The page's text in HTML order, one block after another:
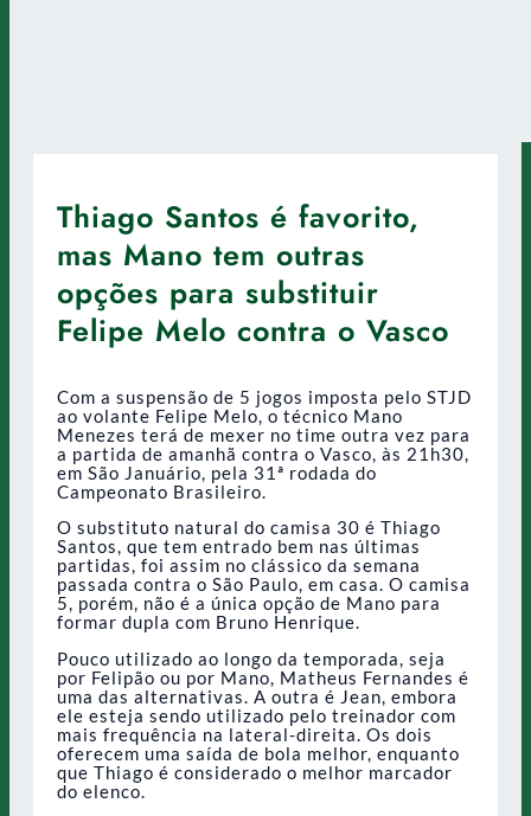
Thiago Santos é favorito,
mas Mano tem outras
opções para substituir
Felipe Melo contra o Vasco
Com a suspensão de 5 jogos imposta pelo STJD
ao volante Felipe Melo, o técnico Mano
Menezes terá de mexer no time outra vez para
a partida de amanhã contra o Vasco, às 21h30,
em São Januário, pela 31ª rodada do
Campeonato Brasileiro.
O substituto natural do camisa 30 é Thiago
Santos, que tem entrado bem nas últimas
partidas, foi assim no clássico da semana
passada contra o São Paulo, em casa. O camisa
5, porém, não é a única opção de Mano para
formar dupla com Bruno Henrique.
Pouco utilizado ao longo da temporada, seja
por Felipão ou por Mano, Matheus Fernandes é
uma das alternativas. A outra é Jean, embora
ele esteja sendo utilizado pelo treinador com
mais frequência na lateral-direita. Os dois
oferecem uma saída de bola melhor, enquanto
que Thiago é considerado o melhor marcador
do elenco.